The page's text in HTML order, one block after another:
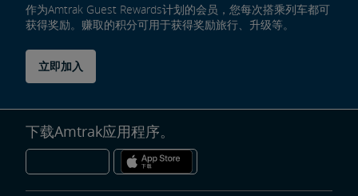
作为Amtrak Guest Rewards计划的会员，您每次搭乘列车都可
获得奖励。赚取的积分可用于获得奖励旅行、升级等。
立即加入
下载Amtrak应用程序。